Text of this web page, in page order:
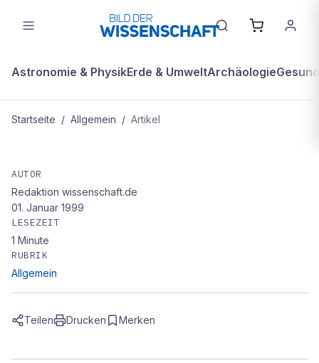
Astronomie & PhysikErde & UmweltArchäologie
Startseite / Allgemein / Artikel
Nützliche Schleimhaut
AUTOR
Redaktion wissenschaft.de
01. Januar 1999
LESEZEIT
1 Minute
RUBRIK
Allgemein
Teilen Drucken Merken